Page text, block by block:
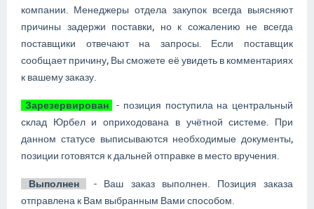
компании. Менеджеры отдела закупок всегда выясняют
причины задержи поставки, но к сожалению не всегда
поставщики отвечают на запросы. Если поставщик
сообщает причину, Вы сможете её увидеть в комментариях
к вашему заказу.
Зарезервирован
- позиция поступила на центральный
склад Юрбел и оприходована в учётной системе. При
данном статусе выписываются необходимые документы,
позиции готовятся к дальней отправке в место вручения.
Выполнен
- Ваш заказ выполнен. Позиция заказа
отправлена к Вам выбранным Вами способом.